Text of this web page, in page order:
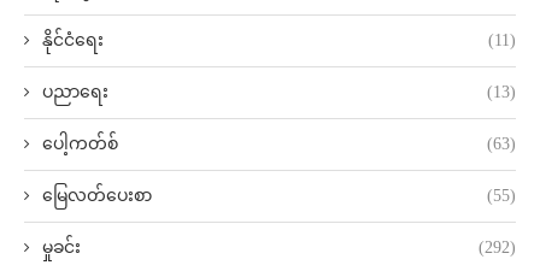
နိုင်ငံရေး (11)
ပညာရေး (13)
ပေါ့ကတ်စ် (63)
မြေလတ်ပေးစာ (55)
မှုခင်း (292)